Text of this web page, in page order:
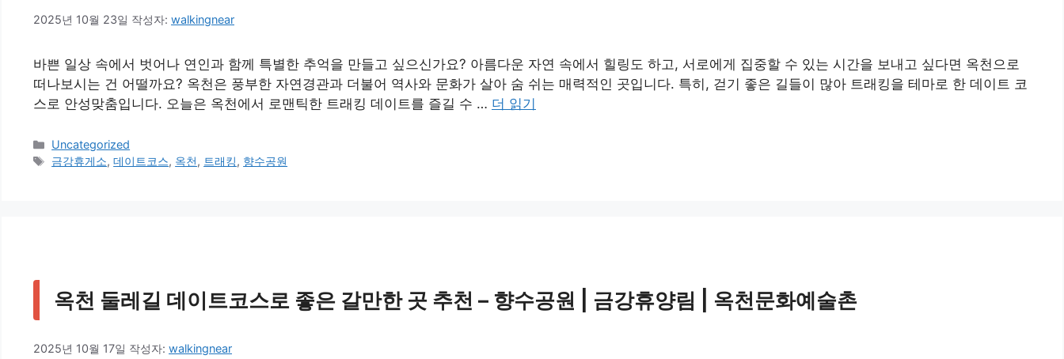
2025년 10월 23일 작성자: walkingnear
바쁜 일상 속에서 벗어나 연인과 함께 특별한 추억을 만들고 싶으신가요? 아름다운 자연 속에서 힐링도 하고, 서로에게 집중할 수 있는 시간을 보내고 싶다면 옥천으로
떠나보시는 건 어떨까요? 옥천은 풍부한 자연경관과 더불어 역사와 문화가 살아 숨 쉬는 매력적인 곳입니다. 특히, 걷기 좋은 길들이 많아 트래킹을 테마로 한 데이트 코
스로 안성맞춤입니다. 오늘은 옥천에서 로맨틱한 트래킹 데이트를 즐길 수 … 더 읽기
카
테
Uncategorized
태
금강휴게소,데이트코스, 옥천, 트래킹, 향수공원
옥천 둘레길 데이트코스로 좋은 갈만한 곳 추천 – 향수공원 | 금강휴양림 | 옥천문화예술촌
2025년 10월 17일 작성자: walkingnear